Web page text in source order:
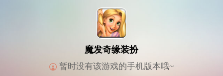
魔发奇缘装扮
暂时没有该游戏的手机版本哦~